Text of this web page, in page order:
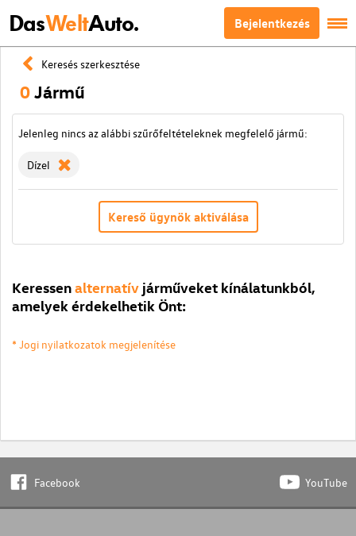
DasWeltAuto. Bejelentkezés
Keresés szerkesztése
0Jármű
Jelenleg nincs az alábbi szűrőfeltételeknek megfelelő jármű:
Dízel
Kereső ügynök aktiválása
Keressenalternatív járműveket kínálatunkból,
amelyek érdekelhetik Önt:
* Jogi nyilatkozatok megjelenítése
Facebook YouTube